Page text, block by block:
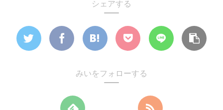
シェアする
みいをフォローする